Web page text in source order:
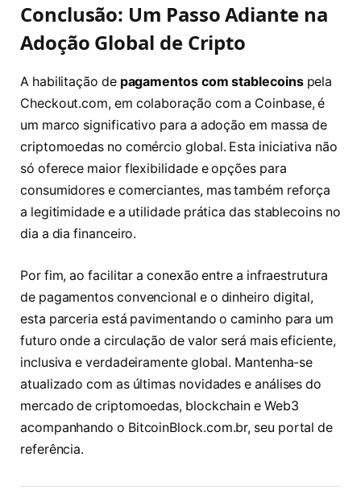
Conclusão: Um Passo Adiante na
Adoção Global de Cripto
A habilitação de pagamentos com stablecoinspela
Checkout.com, em colaboração com a Coinbase, é
um marco significativo para a adoção em massa de
criptomoedas no comércio global. Esta iniciativa não
só oferece maior flexibilidade e opções para
consumidores e comerciantes, mas também reforça
a legitimidade e a utilidade prática das stablecoins no
dia a dia financeiro.
Por fim, ao facilitar a conexão entre a infraestrutura
de pagamentos convencional e o dinheiro digital,
esta parceria está pavimentando o caminho para um
futuro onde a circulação de valor será mais eficiente,
inclusiva e verdadeiramente global. Mantenha-se
atualizado com as últimas novidades e análises do
mercado de criptomoedas, blockchain e Web3
acompanhando o BitcoinBlock.com.br, seu portal de
referência.